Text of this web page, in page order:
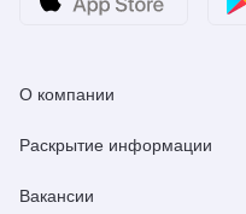
О компании
Раскрытие информации
Вакансии